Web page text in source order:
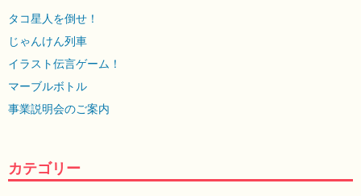
タコ星人を倒せ！
じゃんけん列車
イラスト伝言ゲーム！
マーブルボトル
事業説明会のご案内
カテゴリー